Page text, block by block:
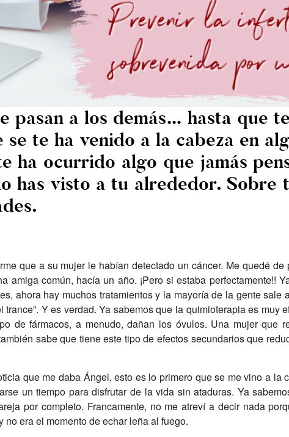
pasan a los demás… hasta que
te ha venido a la cabeza en
ha ocurrido algo que jamás
has visto a tu alrededor. Sobre
que a su mujer le habían detectado un cáncer. Me quedé
amiga común, hacía un año. ¡Pero si estaba perfectamente!!
ahora hay muchos tratamientos y la mayoría de la gente sale
Y es verdad. Ya sabemos que la quimioterapia es muy
de fármacos, a menudo, dañan los óvulos. Una mujer que
sabe que tiene este tipo de efectos secundarios que
que me daba Ángel, esto es lo primero que se me vino a la
un tiempo para disfrutar de la vida sin ataduras. Ya
por completo. Francamente, no me atreví a decir nada
era el momento de echar leña al fuego.